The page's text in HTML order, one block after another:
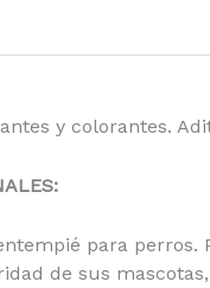
y colorantes.
para
de sus